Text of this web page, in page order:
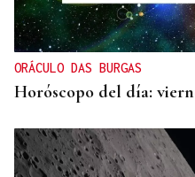
ORÁCULO DAS BURGAS
Horóscopo del día: